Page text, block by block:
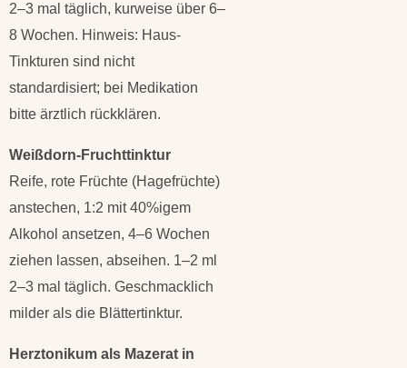
2–3 mal täglich, kurweise über 6–
8 Wochen. Hinweis: Haus-
Tinkturen sind nicht
standardisiert; bei Medikation
bitte ärztlich rückklären.
Weißdorn-Fruchttinktur
Reife, rote Früchte (Hagefrüchte)
anstechen, 1:2 mit 40%igem
Alkohol ansetzen, 4–6 Wochen
ziehen lassen, abseihen. 1–2 ml
2–3 mal täglich. Geschmacklich
milder als die Blättertinktur.
Herztonikum als Mazerat in